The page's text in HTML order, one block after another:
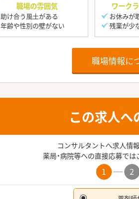
職場の雰囲気
助け合う風土がある
年齢や性別の壁がない
ワーク
お休みが
残業が少
職場情報に
この求人へ
コンサルタントへ求人情
薬局・病院等への直接応募では
1 2